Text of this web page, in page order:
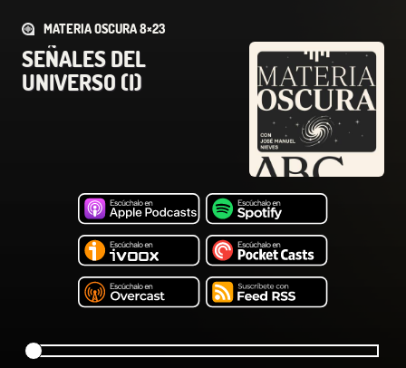
MATERIA OSCURA 8×23
SEÑALES DEL
UNIVERSO (I)